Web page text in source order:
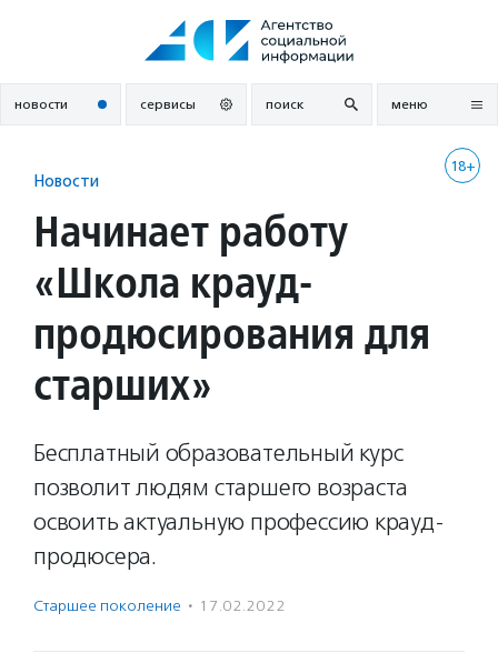
новости сервисы поиск меню
18+
Новости
Начинает работу
«Школа крауд-
продюсирования для
старших»
Бесплатный образовательный курс
позволит людям старшего возраста
освоить актуальную профессию крауд-
продюсера.
Старшее поколение · 17.02.2022